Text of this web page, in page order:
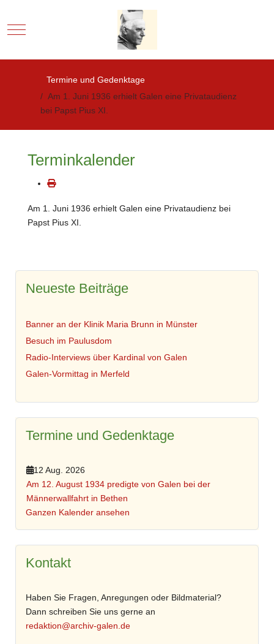
Mobile Menu Toggle
Termine und Gedenktage
Am 1. Juni 1936 erhielt Galen eine Privataudienz
bei Papst Pius XI.
Terminkalender
Am 1. Juni 1936 erhielt Galen eine Privataudienz bei
Papst Pius XI.
Neueste Beiträge
Banner an der Klinik Maria Brunn in Münster
Besuch im Paulusdom
Radio-Interviews über Kardinal von Galen
Galen-Vormittag in Merfeld
Termine und Gedenktage
12 Aug. 2026
Am 12. August 1934 predigte von Galen bei der
Männerwallfahrt in Bethen
Ganzen Kalender ansehen
Kontakt
Haben Sie Fragen, Anregungen oder Bildmaterial?
Dann schreiben Sie uns gerne an
redaktion@archiv-galen.de